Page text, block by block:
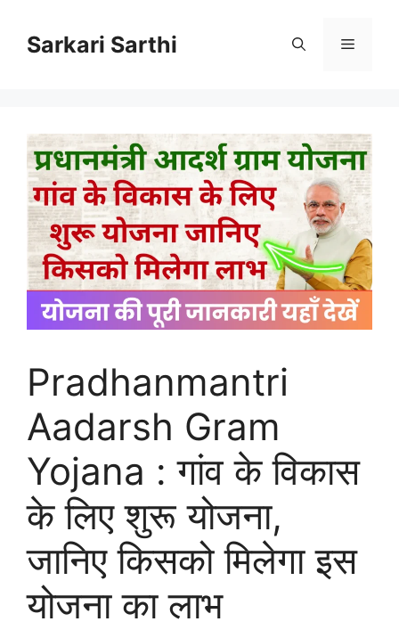
contentSarkari Sarthi Menu
Pradhanmantri
Aadarsh Gram
Yojana : गांव के विकास
के लिए शुरू योजना,
जानिए किसको मिलेगा इस
योजना का लाभ